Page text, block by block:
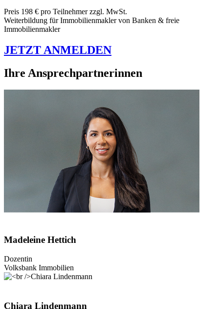
Preis 198 € pro Teilnehmer zzgl. MwSt.
Weiterbildung fürImmobilienmakler von Banken & freie
Immobilienmakler
JETZT ANMELDEN
Ihre Ansprechpartnerinnen
Madeleine Hettich
Dozentin
Volksbank Immobilien
Chiara Lindenmann